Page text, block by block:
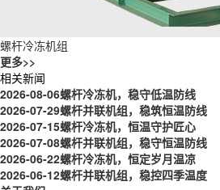
螺杆冷冻机组
更多>>
相关新闻
2026-08-06螺杆冷冻机，稳守低温防线
2026-07-29螺杆并联机组，稳筑恒温防线
2026-07-15螺杆冷冻机，恒温守护匠心
2026-07-08螺杆并联机组，稳守恒温防线
2026-06-22螺杆冷冻机，恒定岁月温凉
2026-06-12螺杆并联机组，稳控四季温度